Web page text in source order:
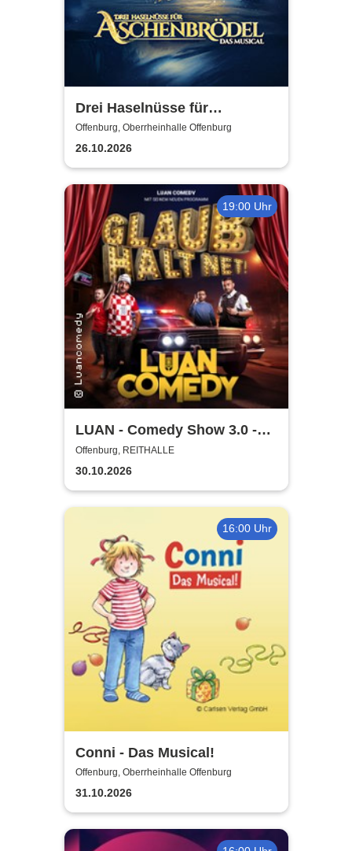
Drei Haselnüsse für
Aschenbrödel - Das Musical
Offenburg, Oberrheinhalle Offenburg
26.10.2026
19:00 Uhr
LUAN - Comedy Show 3.0 -
Glaub halt net!
Offenburg, REITHALLE
30.10.2026
16:00 Uhr
Conni - Das Musical!
Offenburg, Oberrheinhalle Offenburg
31.10.2026